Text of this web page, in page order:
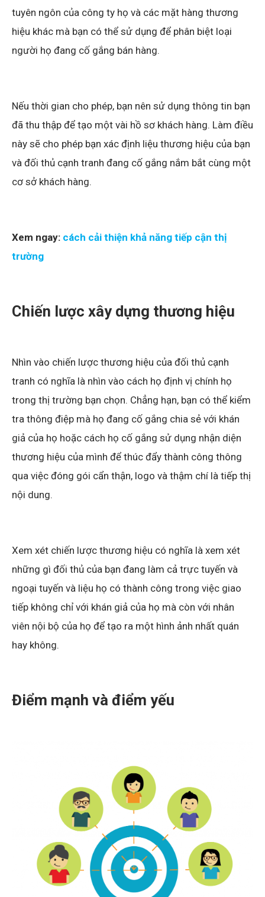
tuyên ngôn của công ty họ và các mặt hàng thương
hiệu khác mà bạn có thể sử dụng để phân biệt loại
người họ đang cố gắng bán hàng.
Nếu thời gian cho phép, bạn nên sử dụng thông tin bạn
đã thu thập để tạo một vài hồ sơ khách hàng. Làm điều
này sẽ cho phép bạn xác định liệu thương hiệu của bạn
và đối thủ cạnh tranh đang cố gắng nắm bắt cùng một
cơ sở khách hàng.
Xem ngay: cách cải thiện khả năng tiếp cận thị
trường
Chiến lược xây dựng thương hiệu
Nhìn vào chiến lược thương hiệu của đối thủ cạnh
tranh có nghĩa là nhìn vào cách họ định vị chính họ
trong thị trường bạn chọn. Chẳng hạn, bạn có thể kiểm
tra thông điệp mà họ đang cố gắng chia sẻ với khán
giả của họ hoặc cách họ cố gắng sử dụng nhận diện
thương hiệu của mình để thúc đẩy thành công thông
qua việc đóng gói cẩn thận, logo và thậm chí là tiếp thị
nội dung.
Xem xét chiến lược thương hiệu có nghĩa là xem xét
những gì đối thủ của bạn đang làm cả trực tuyến và
ngoại tuyến và liệu họ có thành công trong việc giao
tiếp không chỉ với khán giả của họ mà còn với nhân
viên nội bộ của họ để tạo ra một hình ảnh nhất quán
hay không.
Điểm mạnh và điểm yếu